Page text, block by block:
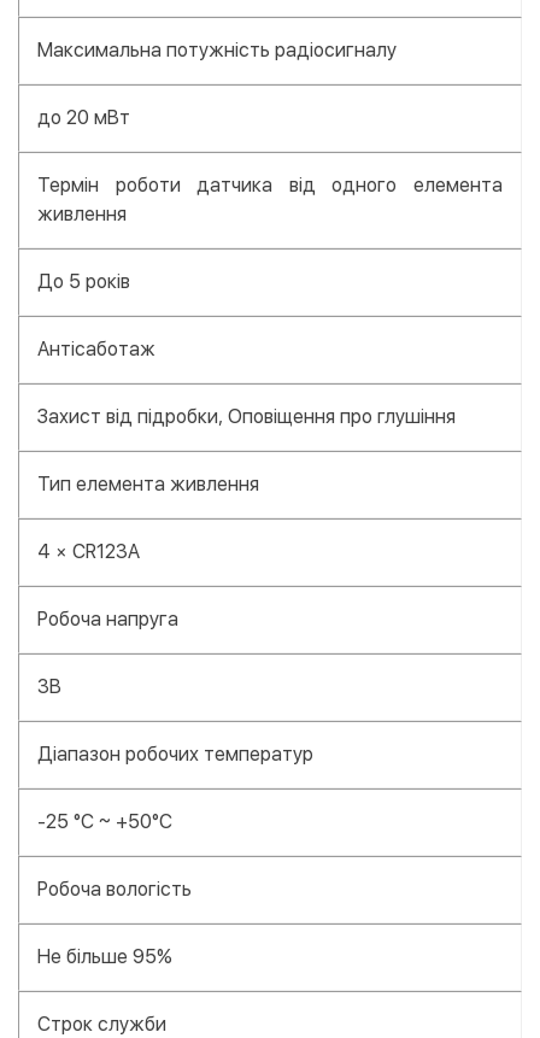
Максимальна потужність радіосигналу
до 20 мВт
Термін роботи датчика від одного елемента
живлення
До 5 років
Антісаботаж
Захист від підробки, Оповіщення про глушіння
Тип елемента живлення
4 × CR123A
Робоча напруга
3В
Діапазон робочих температур
-25 °С ~ +50°С
Робоча вологість
Не більше 95%
Строк служби